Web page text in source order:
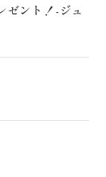
ゼント！-ジュ